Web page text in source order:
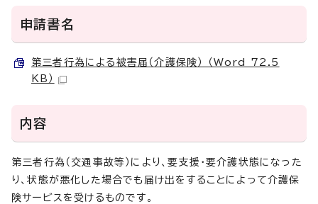
申請書名
第三者行為による被害届（介護保険） （Word 72.5
KB）
内容
第三者行為（交通事故等）により、要支援・要介護状態になった
り、状態が悪化した場合でも届け出をすることによって介護保
険サービスを受けるものです。